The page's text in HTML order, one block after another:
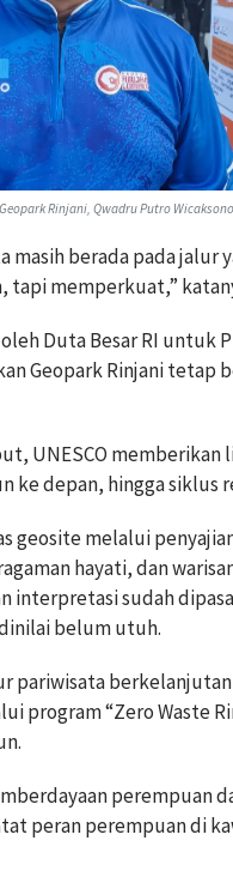
Rinjani, Qwadru Putro
berada pada jalur
tapi memperkuat,”
Duta Besar RI untuk
Geopark Rinjani tetap
UNESCO memberikan
depan, hingga siklus
geosite melalui
hayati, dan
interpretasi sudah
belum utuh.
berkelanjutan
program “Zero Waste
perempuan
peran perempuan di